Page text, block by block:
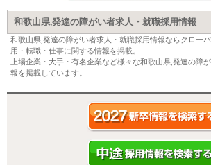
和歌山県,発達の障がい者求人・就職採用情報
和歌山県,発達の障がい者求人・就職採用情報ならクロー
用・転職・仕事に関する情報を掲載。
上場企業・大手・有名企業など様々な和歌山県,発達の障
報を掲載しています。